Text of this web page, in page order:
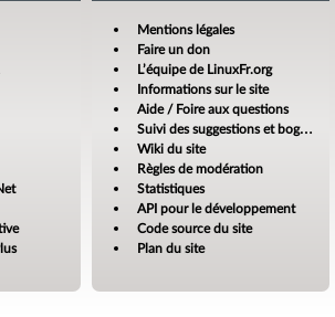
Mentions légales
Faire un don
L’équipe de LinuxFr.org
Informations sur le site
Aide / Foire aux questions
Suivi des suggestions et bogues
Wiki du site
Règles de modération
Statistiques
API pour le développement
Code source du site
Plan du site